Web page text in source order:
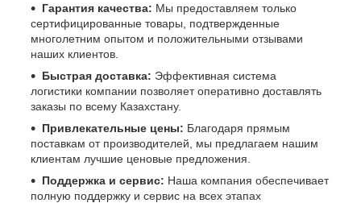
Гарантия качества: Мы предоставляем только
сертифицированные товары, подтвержденные
многолетним опытом и положительными отзывами
наших клиентов.
Быстрая доставка: Эффективная система
логистики компании позволяет оперативно доставлять
заказы по всему Казахстану.
Привлекательные цены: Благодаря прямым
поставкам от производителей, мы предлагаем нашим
клиентам лучшие ценовые предложения.
Поддержка и сервис: Наша компания обеспечивает
полную поддержку и сервис на всех этапах